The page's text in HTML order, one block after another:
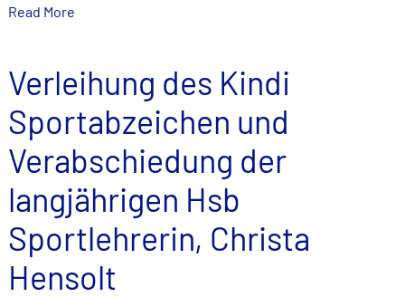
Read More
Verleihung des Kindi
Sportabzeichen und
Verabschiedung der
langjährigen Hsb
Sportlehrerin, Christa
Hensolt